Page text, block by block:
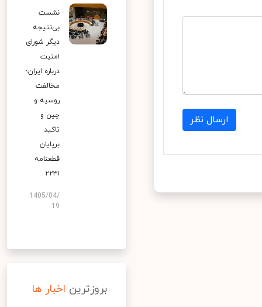
ارسال نظر
نشست
بی‌نتیجه
دیگر شورای
امنیت
درباره ایران؛
مخالفت
روسیه و
چین و
تاکید
برپایان
قطعنامه
۲۲۳۱
1405/04/
19
بروزترین اخبار ها